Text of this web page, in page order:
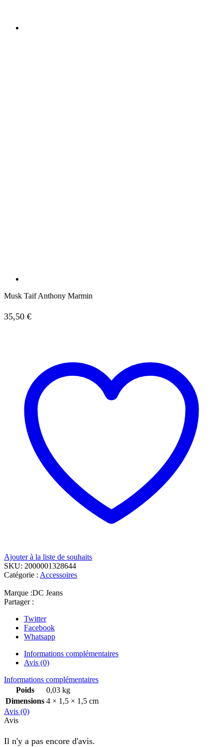
Musk Taif Anthony Marmin
35,50 €
Ajouter à la liste de souhaits
SKU: 2000001328644
Catégorie : Accessoires
Marque :DC Jeans
Partager :
Twitter
Facebook
Whatsapp
Informations complémentaires
Avis (0)
Informations complémentaires
Poids
0,03 kg
Dimensions 4 × 1,5 × 1,5 cm
Avis (0)
Avis
Il n'y a pas encore d'avis.